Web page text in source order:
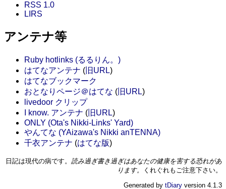
RSS 1.0
LIRS
アンテナ等
Ruby hotlinks (るるりん。)
はてなアンテナ ( 旧URL)
はてなブックマーク
おとなりページ＠はてな ( 旧URL)
livedoor クリップ
I know. アンテナ ( 旧URL)
ONLY (Ota's Nikki-Links' Yard)
やんてな (YAizawa's Nikki anTENNA)
千衣アンテナ (はてな版)
日記は現代の病です。 読み過ぎ書き過ぎはあなたの健康を害する恐れがあ
ります。
くれぐれもご注意下さい。
Generated by tDiary version 4.1.3